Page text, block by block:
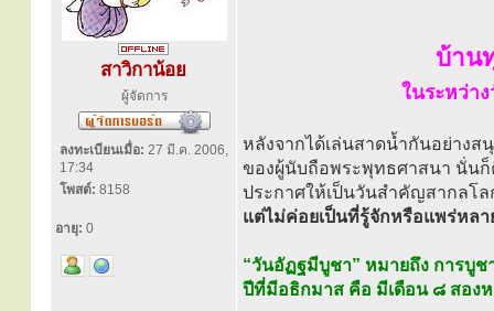
สาวิกาน้อย
ผู้จัดการ
ลงทะเบียนเมื่อ: 27 มี.ค. 2006,
17:34
โพสต์: 8158
อายุ: 0
บ้าน
ในระหว่า
หลังจากได้เล่นสาดน้ำกันอย่าง
ของผู้นับถือพระพุทธศาสนา นั่น
ประกาศให้เป็นวันสำคัญสากลโ
แต่ไม่ค่อยเป็นที่รู้จักหรือแพร่หล
“วันอัฏฐมีบูชา” หมายถึง การบูช
ปีที่มีอธิกมาส คือ มีเดือน ๘ สอง